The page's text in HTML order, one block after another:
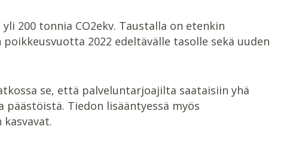
200 tonnia CO2ekv. Taustalla on etenkin
2022 edeltävälle tasolle sekä uuden
se, että palveluntarjoajilta saataisiin yhä
Tiedon lisääntyessä myös